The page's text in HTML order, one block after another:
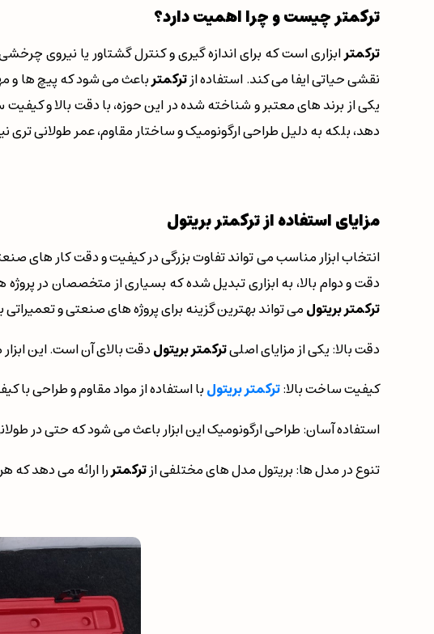
ترکمترچیست و چرا اهمیت دارد؟
ترکمترابزاری است که برای اندازه گیری و کنترل گشتاور یا نیروی
نقشی حیاتی ایفا می کند. استفاده ازترکمترباعث می شود که پیچ ها و
یکی از برند های معتبر و شناخته شده در این حوزه، با دقت بالا و
دهد، بلکه به دلیل طراحی ارگونومیک و ساختار مقاوم، عمر طولانی تری
مزایای استفاده از ترکمتر بریتول
انتخاب ابزار مناسب می تواند تفاوت بزرگی در کیفیت و دقت کار های
دقت و دوام بالا، به ابزاری تبدیل شده که بسیاری از متخصصان در
ترکمتر بریتولمی تواند بهترین گزینه برای پروژه های صنعتی و تعمیراتی
دقت بالا: یکی از مزایای اصلیترکمتر بریتولدقت بالای آن است. این
کیفیت ساخت بالا:ترکمتر بریتولبا استفاده از مواد مقاوم و طراحی
استفاده آسان: طراحی ارگونومیک این ابزار باعث می شود که حتی در
تنوع در مدل ها: بریتول مدل های مختلفی ازترکمتررا ارائه می دهد